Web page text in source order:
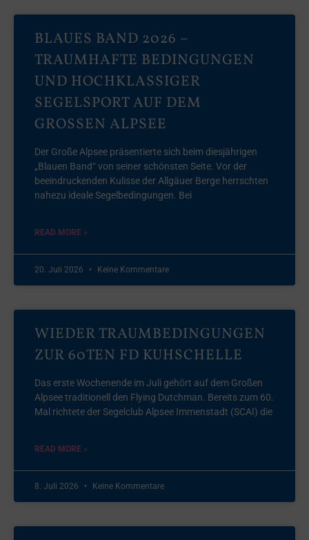
BLAUES BAND 2026 –
TRAUMHAFTE BEDINGUNGEN
UND HOCHKLASSIGER
SEGELSPORT AUF DEM
GROSSEN ALPSEE
Der Große Alpsee präsentierte sich beim diesjährigen
„Blauen Band“ von seiner schönsten Seite. Vor der
beeindruckenden Kulisse der Allgäuer Berge herrschten
nahezu ideale Segelbedingungen. Bei
READ MORE »
20. Juli 2026 Keine Kommentare
WIEDER TRAUMBEDINGUNGEN
ZUR 60TEN FD KUHSCHELLE
Das erste Wochenende im Juli gehört auf dem Großen
Alpsee traditionell den Flying Dutchman. Bereits zum 60.
Mal richtete der Segelclub Alpsee Immenstadt (SCAI) die
READ MORE »
8. Juli 2026 Keine Kommentare